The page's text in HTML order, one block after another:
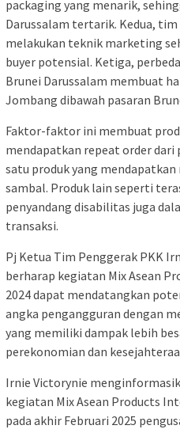
packaging yang menarik,
Darussalam tertarik. Kedua,
melakukan teknik marketing
buyer potensial. Ketiga,
Brunei Darussalam membuat
Jombang dibawah pasaran
Faktor-faktor ini membuat
mendapatkan repeat order dari
satu produk yang
sambal. Produk lain seperti
penyandang disabilitas juga
transaksi.
Pj Ketua Tim Penggerak PKK
berharap kegiatan Mix Asean
2024 dapat mendatangkan
angka pengangguran dengan
yang memiliki dampak lebih
perekonomian dan
Irnie Victorynie
kegiatan Mix Asean Products
pada akhir Februari 2025